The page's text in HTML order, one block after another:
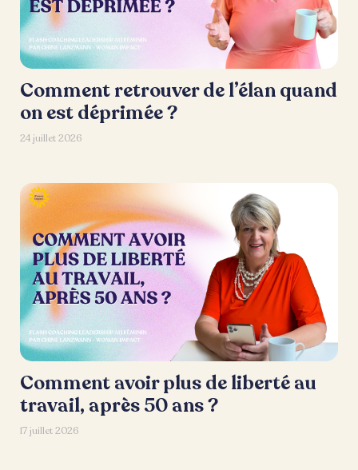
Comment retrouver de l’élan quand
on est déprimée ?
24 juillet 2026
Comment avoir plus de liberté au
travail, après 50 ans ?
17 juillet 2026